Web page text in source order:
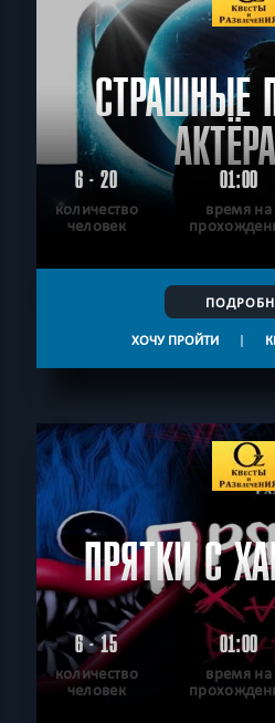
СТРАШНЫЕ
6 - 20
количество
человек
01:00
время на
ХОЧУ ПРОЙТИ |
ПРЯТКИ С
6 - 15
количество
человек
01:00
время на